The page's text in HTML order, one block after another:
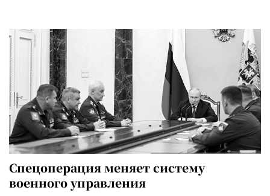
Спецоперация меняет систему
военного управления